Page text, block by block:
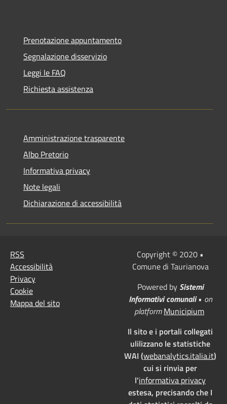
Prenotazione appuntamento
Segnalazione disservizio
Leggi le FAQ
Richiesta assistenza
Amministrazione trasparente
Albo Pretorio
Informativa privacy
Note legali
Dichiarazione di accessibilità
RSS
Accessibilità
Privacy
Cookie
Mappa del sito
Copyright © 2020 •
Comune di Taurianova
Powered by Sistemi
Informativi comunali• on
platform Municipium
Il sito e i portali collegati
ulilizzano le statistiche
WAI (webanalytics.italia.it)
cui si rinvia per
l'informativa privacy
estesa, precisando che I